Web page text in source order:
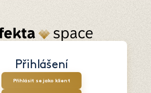
Přihlášení
Přihlásit se jako klient